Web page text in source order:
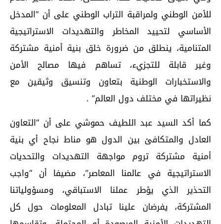
للأمن الوطني ولمراقبة التراب الوطني على أن “المدخل
الأساسي لتحييد المخاطر والتهديدات الاستراتيجية
المتنامية، ينطلق من ضرورة خلق بنية أمنية مشتركة
وغير قابلة للتجزيء، تساهم فيها مصالح الأمن
والاستخبارات الوطنية بتعاون وتنسيق وثيقين مع
نظيراتها في مختلف دول العالم” .
كما أكد السيد عبد اللطيف حموشي على أن “التعاون
العادل والمتكافئ بين الدول هو مناط نجاح أي بنية
أمنية مشتركة تروم مواجهة التهديدات والتحديات
الاستراتيجية في عالمنا المعاصر”، مضيفا أن “واجب
التحذير الذي يؤطر عملنا الاستباقي، ومسؤولياتنا
المشتركة، يفرضان علينا تبادل المعلومات حول كل